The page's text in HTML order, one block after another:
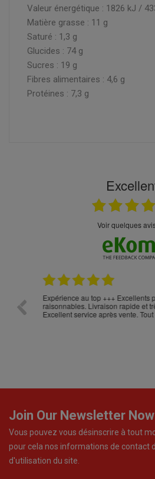
Valeur énergétique : 1826 kJ /
Matière grasse : 11 g
Saturé : 1,3 g
Glucides : 74 g
Sucres : 19 g
Fibres alimentaires : 4,6 g
Protéines : 7,3 g
Voir quelques
Expérience au top +++ Excellents
raisonnables. Livraison rapide et
Excellent service après vente. Tout
Join Our Newsletter Now
Vous pouvez vous désinscrire à tout
pour cela nos informations de contact
d'utilisation du site.